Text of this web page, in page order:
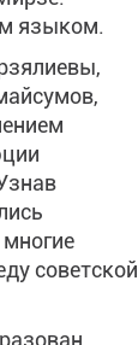
языком.
советской